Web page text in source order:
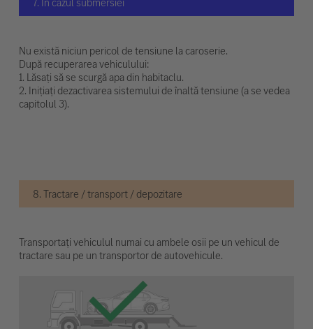
Nu există niciun pericol de tensiune la caroserie.
După recuperarea vehiculului:
1. Lăsați să se scurgă apa din habitaclu.
2. Inițiați dezactivarea sistemului de înaltă tensiune (a se vedea
capitolul 3).
8. Tractare / transport / depozitare
Transportați vehiculul numai cu ambele osii pe un vehicul de
tractare sau pe un transportor de autovehicule.